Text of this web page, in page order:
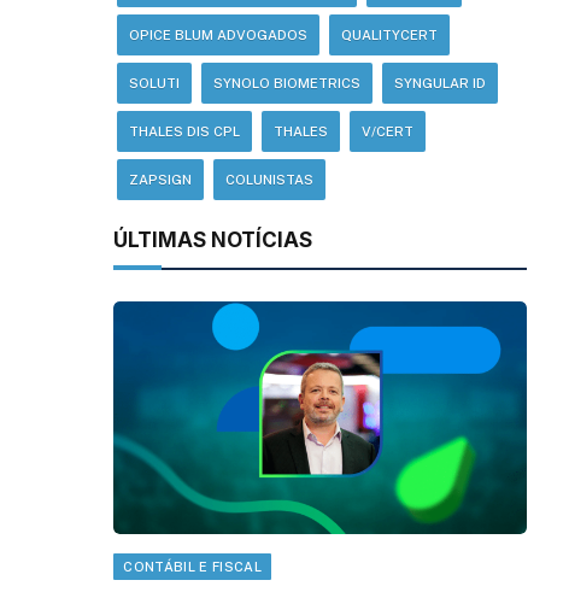
OPICE BLUM ADVOGADOS QUALITYCERT
SOLUTI SYNOLO BIOMETRICS SYNGULAR ID
THALES DIS CPL THALES V/CERT
ZAPSIGN COLUNISTAS
ÚLTIMAS NOTÍCIAS
CONTÁBIL E FISCAL